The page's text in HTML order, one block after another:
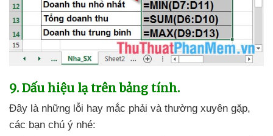
9. Dấu hiệu lạ trên bảng tính.
Đây là những lỗi hay mắc phải và thường xuyên gặp,
các bạn chú ý nhé: